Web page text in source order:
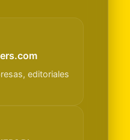
editoriales